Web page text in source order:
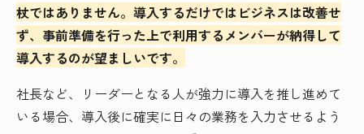
杖ではありません。導入するだけではビジネスは改善せ
ず、事前準備を行った上で利用するメンバーが納得して
導入するのが望ましいです。
社長など、リーダーとなる人が強力に導入を推し進めて
いる場合、導入後に確実に日々の業務を入力させるよう